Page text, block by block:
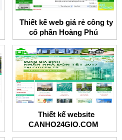
Thiết kế web giá rẻ công ty
cổ phần Hoàng Phú
Thiết kế website
CANHO24GIO.COM